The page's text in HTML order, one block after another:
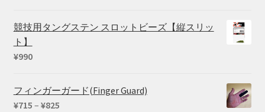
競技用タングステン スロットビーズ【縦スリッ
ト】
¥990
フィンガーガード(Finger Guard)
¥715 – ¥825価